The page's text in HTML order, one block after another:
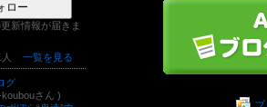
ロー
新情報が届きま
一覧を見る
グ
さん )